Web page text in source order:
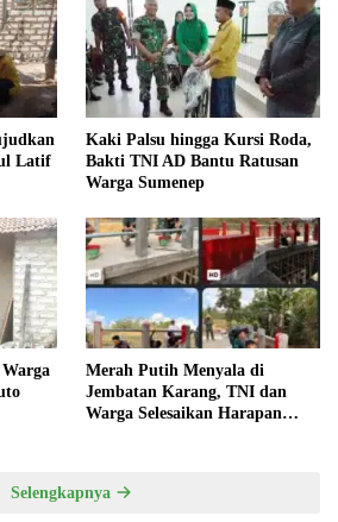
Latif
Kaki Palsu hingga Kursi Roda,
Bakti TNI AD Bantu Ratusan
Warga Sumenep
Merah Putih Menyala di
Jembatan Karang, TNI dan
Warga Selesaikan Harapan
Selengkapnya